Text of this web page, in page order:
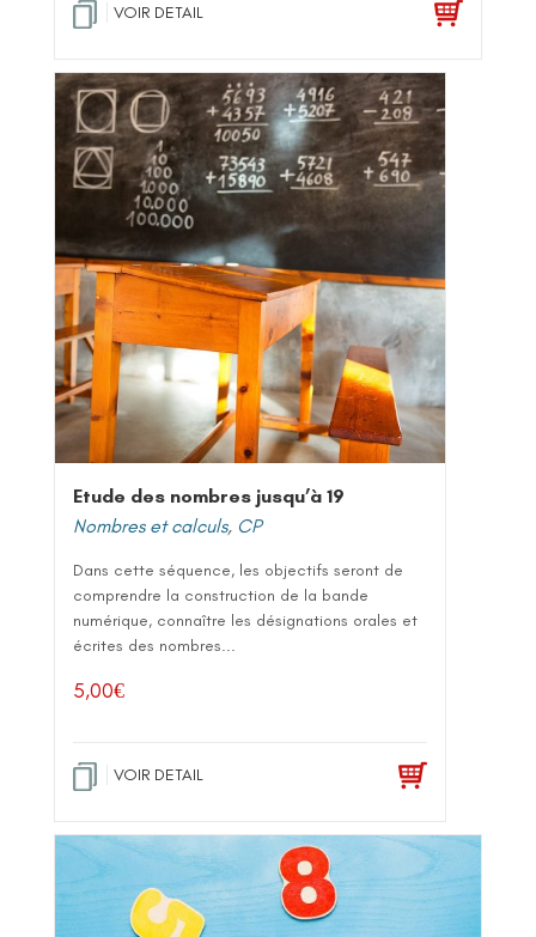
VOIR DETAIL
Etude des nombres jusqu’à 19
Nombres et calculs, CP
Dans cette séquence, les objectifs seront de
comprendre la construction de la bande
numérique, connaître les désignations orales et
écrites des nombres...
5,00€
VOIR DETAIL